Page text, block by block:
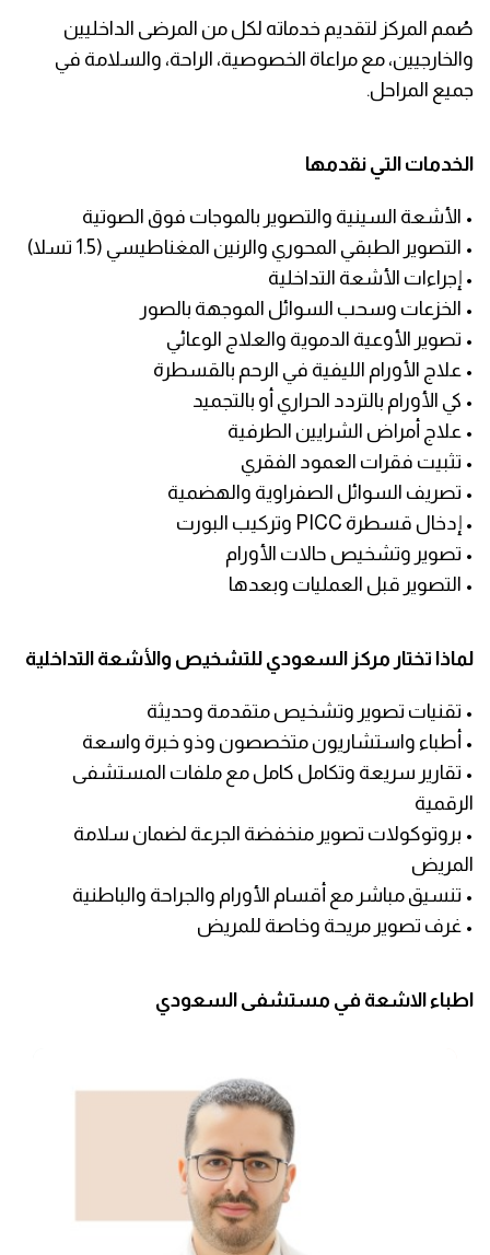
صُمم المركز لتقديم خدماته لكل من المرضى الداخليين
والخارجيين، مع مراعاة الخصوصية، الراحة، والسلامة في
جميع المراحل.
الخدمات التي نقدمها
• الأشعة السينية والتصوير بالموجات فوق الصوتية
• التصوير الطبقي المحوري والرنين المغناطيسي (1.5 تسلا)
• إجراءات الأشعة التداخلية
• الخزعات وسحب السوائل الموجهة بالصور
• تصوير الأوعية الدموية والعلاج الوعائي
• علاج الأورام الليفية في الرحم بالقسطرة
• كي الأورام بالتردد الحراري أو بالتجميد
• علاج أمراض الشرايين الطرفية
• تثبيت فقرات العمود الفقري
• تصريف السوائل الصفراوية والهضمية
• إدخال قسطرة PICC وتركيب البورت
• تصوير وتشخيص حالات الأورام
• التصوير قبل العمليات وبعدها
لماذا تختار مركز السعودي للتشخيص والأشعة التداخلية
• تقنيات تصوير وتشخيص متقدمة وحديثة
• أطباء واستشاريون متخصصون وذو خبرة واسعة
• تقارير سريعة وتكامل كامل مع ملفات المستشفى
الرقمية
• بروتوكولات تصوير منخفضة الجرعة لضمان سلامة
المريض
• تنسيق مباشر مع أقسام الأورام والجراحة والباطنية
• غرف تصوير مريحة وخاصة للمريض
اطباء الاشعة في مستشفى السعودي